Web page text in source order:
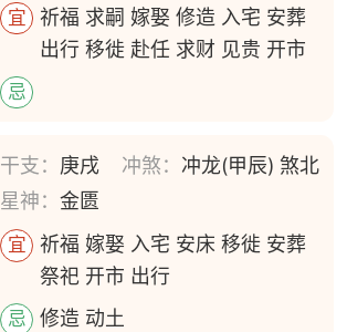
宜
祈福 求嗣 嫁娶 修造 入宅 安葬
出行 移徙 赴任 求财 见贵 开市
忌
干支： 庚戌 冲煞： 冲龙(甲辰) 煞北
星神：金匮
宜
祈福 嫁娶 入宅 安床 移徙 安葬
祭祀 开市 出行
忌 修造 动土